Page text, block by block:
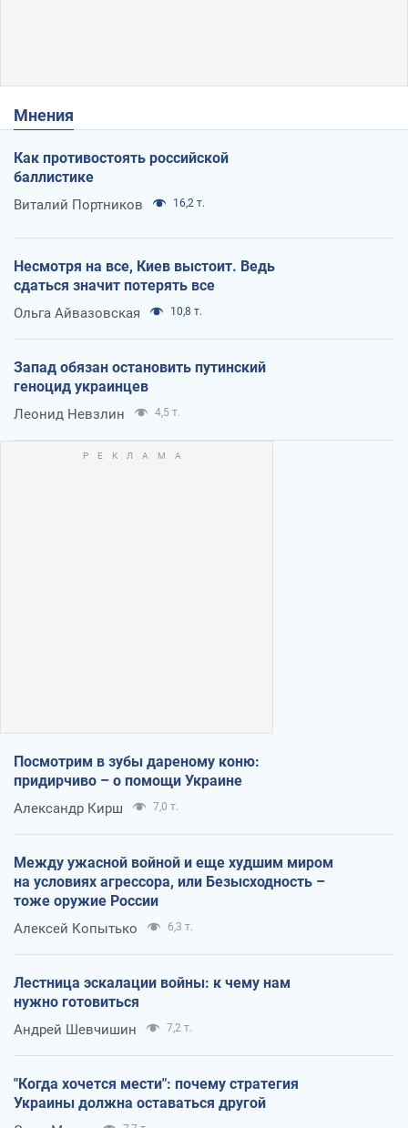
Мнения
Как противостоять российской
баллистике
Виталий Портников 16,2 т.
Несмотря на все, Киев выстоит. Ведь
сдаться значит потерять все
Ольга Айвазовская 10,8 т.
Запад обязан остановить путинский
геноцид украинцев
Леонид Невзлин 4,5 т.
Посмотрим в зубы дареному коню:
придирчиво – о помощи Украине
Александр Кирш 7,0 т.
Между ужасной войной и еще худшим миром
на условиях агрессора, или Безысходность –
тоже оружие России
Алексей Копытько 6,3 т.
Лестница эскалации войны: к чему нам
нужно готовиться
Андрей Шевчишин 7,2 т.
"Когда хочется мести": почему стратегия
Украины должна оставаться другой